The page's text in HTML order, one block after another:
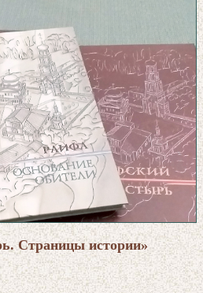
Страницы истории»